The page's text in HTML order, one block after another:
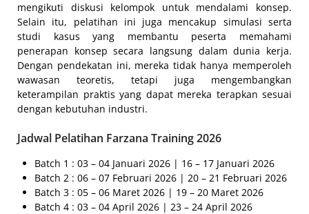
mengikuti diskusi kelompok untuk mendalami konsep.
Selain itu, pelatihan ini juga mencakup simulasi serta
studi kasus yang membantu peserta memahami
penerapan konsep secara langsung dalam dunia kerja.
Dengan pendekatan ini, mereka tidak hanya memperoleh
wawasan teoretis, tetapi juga mengembangkan
keterampilan praktis yang dapat mereka terapkan sesuai
dengan kebutuhan industri.
Jadwal Pelatihan Farzana Training 2026
Batch 1 : 03 – 04 Januari 2026 | 16 – 17 Januari 2026
Batch 2 : 06 – 07 Februari 2026 | 20 – 21 Februari 2026
Batch 3 : 05 – 06 Maret 2026 | 19 – 20 Maret 2026
Batch 4 : 03 – 04 April 2026 | 23 – 24 April 2026